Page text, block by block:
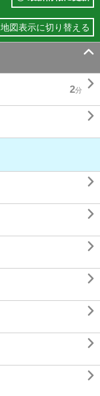
地図表示に切り替える

2分 







